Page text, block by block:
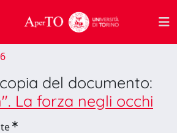
del documento:
La forza negli occhi